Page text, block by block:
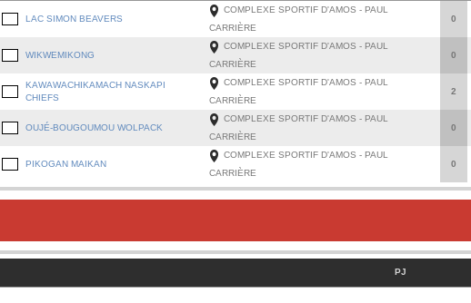
LAC SIMON BEAVERS
COMPLEXE SPORTIF D'AMOS - PAUL
CARRIÈRE
0
WIKWEMIKONG
COMPLEXE SPORTIF D'AMOS - PAUL
CARRIÈRE
0
KAWAWACHIKAMACH NASKAPI
CHIEFS
COMPLEXE SPORTIF D'AMOS - PAUL
CARRIÈRE
2
OUJÉ-BOUGOUMOU WOLPACK
COMPLEXE SPORTIF D'AMOS - PAUL
CARRIÈRE
0
PIKOGAN MAIKAN
COMPLEXE SPORTIF D'AMOS - PAUL
CARRIÈRE
0
PJ